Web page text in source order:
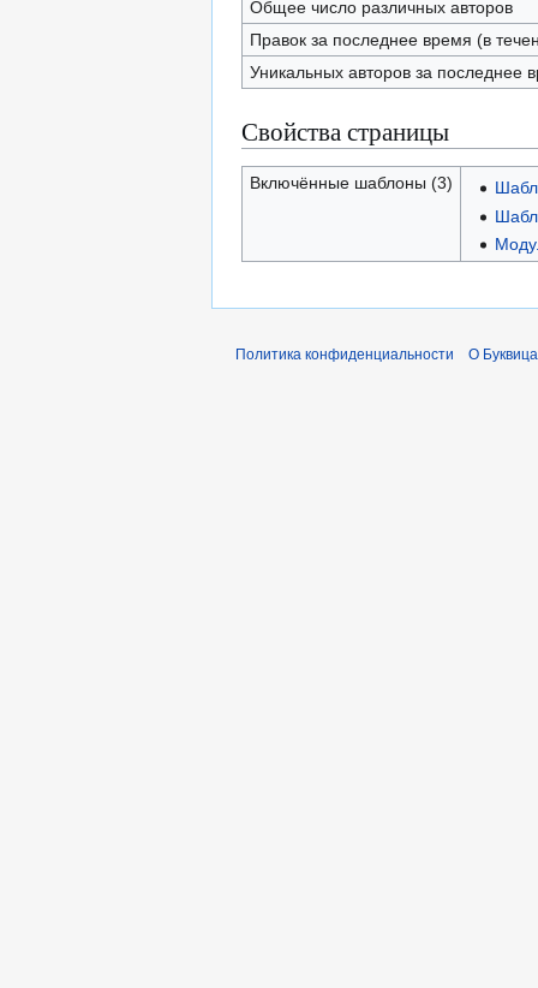
Общее число различных авторов
Правок за последнее время (в
Уникальных авторов за последнее
Свойства страницы
Включённые шаблоны (3)
Политика конфиденциальности О Буквица